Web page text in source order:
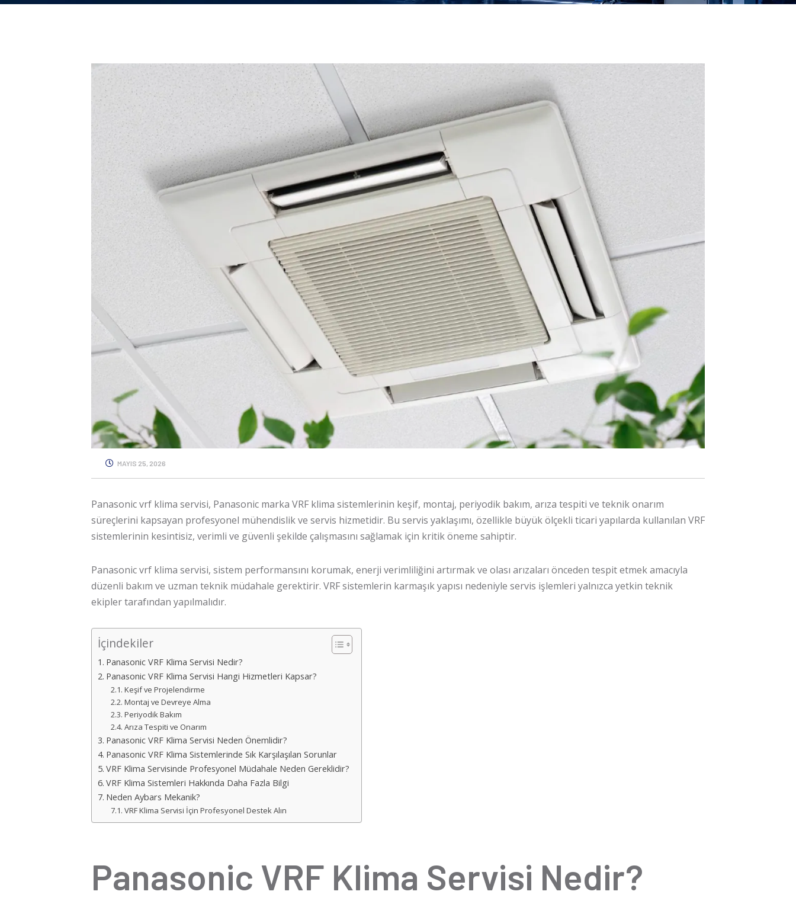
Toshiba VRF Klima Servisi
Hizmetleri
MAYIS 25, 2026
Panasonic vrf klima servisi, Panasonic marka VRF klima sistemlerinin keşif, montaj, periyodik bakım, arıza tespiti ve teknik onarım
süreçlerini kapsayan profesyonel mühendislik ve servis hizmetidir. Bu servis yaklaşımı, özellikle büyük ölçekli ticari yapılarda kullanılan VRF
sistemlerinin kesintisiz, verimli ve güvenli şekilde çalışmasını sağlamak için kritik öneme sahiptir.
Panasonic vrf klima servisi, sistem performansını korumak, enerji verimliliğini artırmak ve olası arızaları önceden tespit etmek amacıyla
düzenli bakım ve uzman teknik müdahale gerektirir. VRF sistemlerin karmaşık yapısı nedeniyle servis işlemleri yalnızca yetkin teknik
ekipler tarafından yapılmalıdır.
İçindekiler
Panasonic VRF Klima Servisi Nedir?
Panasonic VRF Klima Servisi Hangi Hizmetleri Kapsar?
Keşif ve Projelendirme
Montaj ve Devreye Alma
Periyodik Bakım
Arıza Tespiti ve Onarım
Panasonic VRF Klima Servisi Neden Önemlidir?
Panasonic VRF Klima Sistemlerinde Sık Karşılaşılan Sorunlar
VRF Klima Servisinde Profesyonel Müdahale Neden Gereklidir?
VRF Klima Sistemleri Hakkında Daha Fazla Bilgi
Neden Aybars Mekanik?
VRF Klima Servisi İçin Profesyonel Destek Alın
Panasonic VRF Klima Servisi Nedir?